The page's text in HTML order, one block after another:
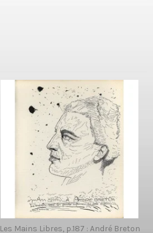
Les Mains Libres, p.187 : André Breton